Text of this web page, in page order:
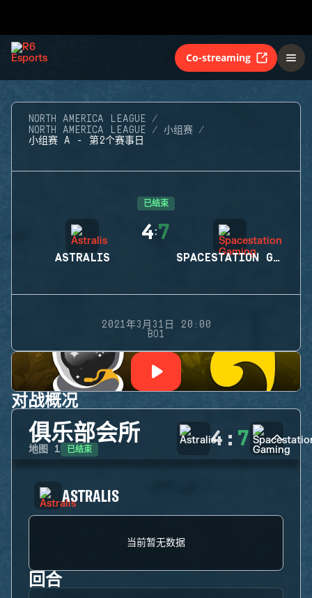
Co-streaming
NORTH AMERICA LEAGUE
NORTH AMERICA LEAGUE
小组赛
小组赛 A - 第2个赛事日
已结束
ASTRALIS
4:7
SPACESTATION GAMING
2021年3月31日 20:00
BO1
对战概况
俱乐部会所
地图 1 已结束 4 : 7
ASTRALIS
当前暂无数据
回合